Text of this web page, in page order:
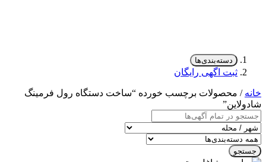
دسته‌بندی‌ها
ثبت اگهی رایگان
خانه / محصولات برچسب خورده “ساخت دستگاه رول فرمینگ
شادولاین”
جستجو